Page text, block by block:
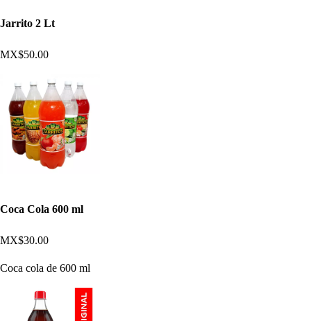
Jarrito 2 Lt
MX$50.00
Coca Cola 600 ml
MX$30.00
Coca cola de 600 ml